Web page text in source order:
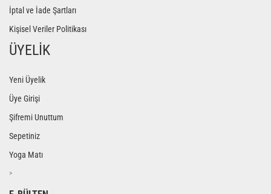
İptal ve İade Şartları
Kişisel Veriler Politikası
ÜYELİK
Yeni Üyelik
Üye Girişi
Şifremi Unuttum
Sepetiniz
Yoga Matı
>